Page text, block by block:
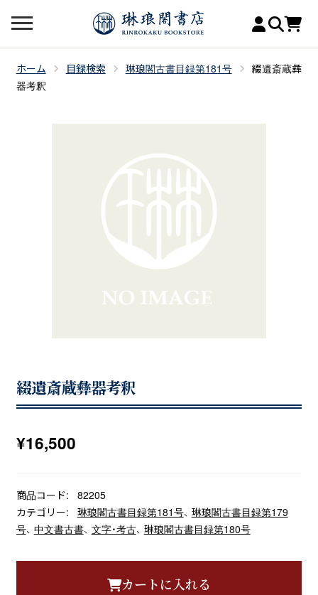
ホーム 目録検索 琳琅閣古書目録第181号
綴遺斎蔵彝
器考釈
綴遺斎蔵彝器考釈
¥16,500
商品コード:
82205
カテゴリー:
琳琅閣古書目録第181号、 琳琅閣古書目録第179
号、 中文書古書、 文字・考古、 琳琅閣古書目録第180号
カートに入れる